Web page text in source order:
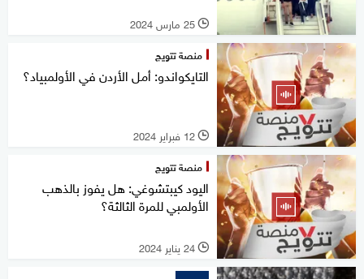
l 25 مارس 2024
منصة تتويج
التايكواندو: أمل الأردن في الأولمبياد؟
l 12 فبراير 2024
منصة تتويج
اليود كيبتشوغي: هل يفوز بالذهب
الأولمبي للمرة الثالثة؟
l 24 يناير 2024